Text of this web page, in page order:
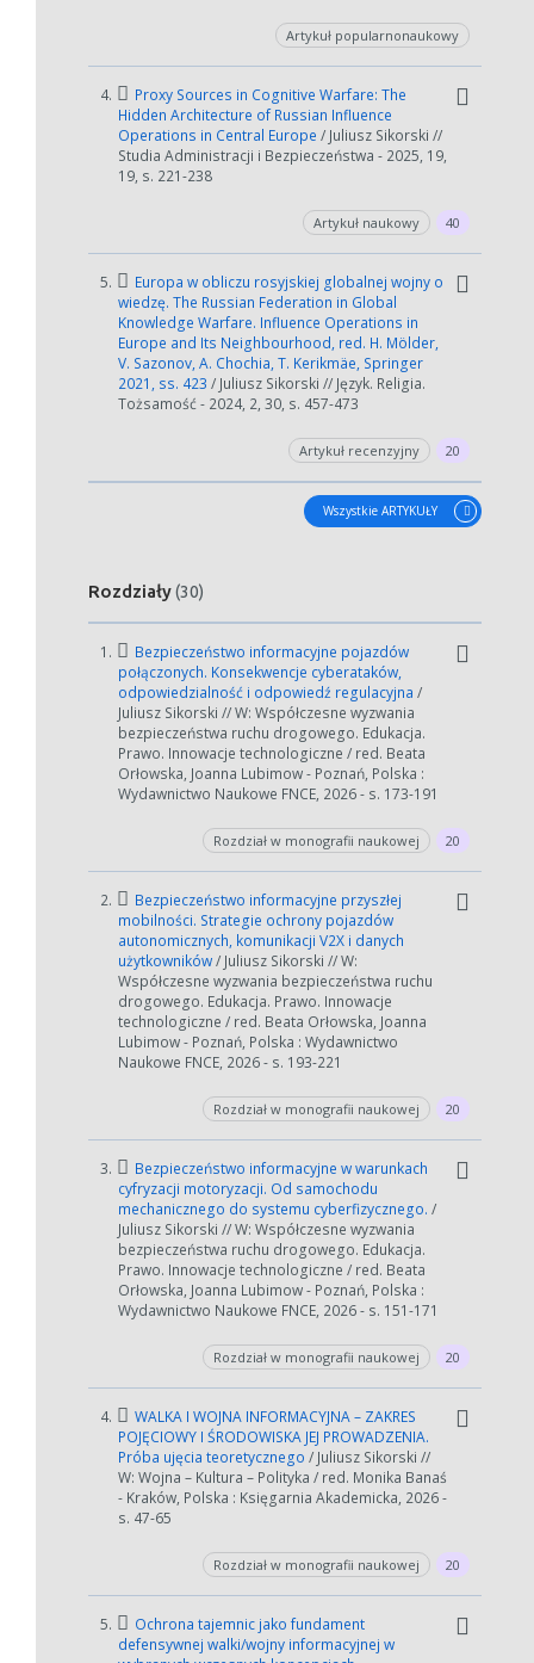
Artykuł popularnonaukowy
4.
Proxy Sources in Cognitive Warfare: The
Hidden Architecture of Russian Influence
Operations in Central Europe / Juliusz Sikorski //
Studia Administracji i Bezpieczeństwa - 2025, 19,
19, s. 221-238
Artykuł naukowy 40
5.
Europa w obliczu rosyjskiej globalnej wojny o
wiedzę. The Russian Federation in Global
Knowledge Warfare. Influence Operations in
Europe and Its Neighbourhood, red. H. Mölder,
V. Sazonov, A. Chochia, T. Kerikmäe, Springer
2021, ss. 423 / Juliusz Sikorski // Język. Religia.
Tożsamość - 2024, 2, 30, s. 457-473
Artykuł recenzyjny 20
Wszystkie ARTYKUŁY
Rozdziały(30)
1.
Bezpieczeństwo informacyjne pojazdów
połączonych. Konsekwencje cyberataków,
odpowiedzialność i odpowiedź regulacyjna /
Juliusz Sikorski // W: Współczesne wyzwania
bezpieczeństwa ruchu drogowego. Edukacja.
Prawo. Innowacje technologiczne / red. Beata
Orłowska, Joanna Lubimow - Poznań, Polska :
Wydawnictwo Naukowe FNCE, 2026 - s. 173-191
Rozdział w monografii naukowej 20
2.
Bezpieczeństwo informacyjne przyszłej
mobilności. Strategie ochrony pojazdów
autonomicznych, komunikacji V2X i danych
użytkowników/ Juliusz Sikorski // W:
Współczesne wyzwania bezpieczeństwa ruchu
drogowego. Edukacja. Prawo. Innowacje
technologiczne / red. Beata Orłowska, Joanna
Lubimow - Poznań, Polska : Wydawnictwo
Naukowe FNCE, 2026 - s. 193-221
Rozdział w monografii naukowej 20
3.
Bezpieczeństwo informacyjne w warunkach
cyfryzacji motoryzacji. Od samochodu
mechanicznego do systemu cyberfizycznego. /
Juliusz Sikorski // W: Współczesne wyzwania
bezpieczeństwa ruchu drogowego. Edukacja.
Prawo. Innowacje technologiczne / red. Beata
Orłowska, Joanna Lubimow - Poznań, Polska :
Wydawnictwo Naukowe FNCE, 2026 - s. 151-171
Rozdział w monografii naukowej 20
4.
WALKA I WOJNA INFORMACYJNA – ZAKRES
POJĘCIOWY I ŚRODOWISKA JEJ PROWADZENIA.
Próba ujęcia teoretycznego / Juliusz Sikorski //
W: Wojna – Kultura – Polityka / red. Monika Banaś
- Kraków, Polska : Księgarnia Akademicka, 2026 -
s. 47-65
Rozdział w monografii naukowej 20
5.
Ochrona tajemnic jako fundament
defensywnej walki/wojny informacyjnej w